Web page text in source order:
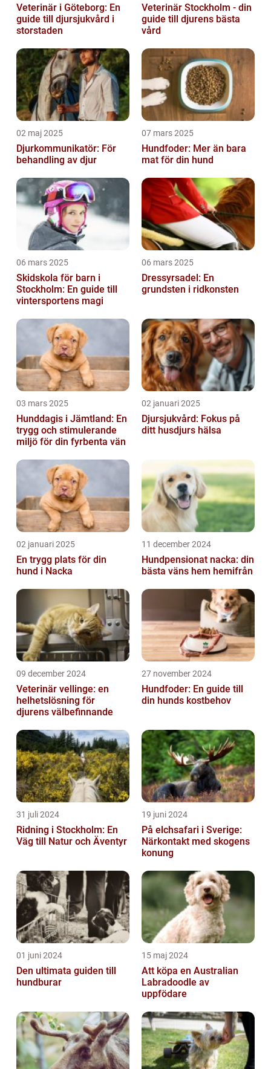
Veterinär i Göteborg: En
guide till djursjukvård i
storstaden
Veterinär Stockholm - din
guide till djurens bästa
vård
02 maj 2025
Djurkommunikatör: För
behandling av djur
07 mars 2025
Hundfoder: Mer än bara
mat för din hund
06 mars 2025
Skidskola för barn i
Stockholm: En guide till
vintersportens magi
06 mars 2025
Dressyrsadel: En
grundsten i ridkonsten
03 mars 2025
Hunddagis i Jämtland: En
trygg och stimulerande
miljö för din fyrbenta vän
02 januari 2025
Djursjukvård: Fokus på
ditt husdjurs hälsa
02 januari 2025
En trygg plats för din
hund i Nacka
11 december 2024
Hundpensionat nacka: din
bästa väns hem hemifrån
09 december 2024
Veterinär vellinge: en
helhetslösning för
djurens välbefinnande
27 november 2024
Hundfoder: En guide till
din hunds kostbehov
31 juli 2024
Ridning i Stockholm: En
Väg till Natur och Äventyr
19 juni 2024
På elchsafari i Sverige:
Närkontakt med skogens
konung
01 juni 2024
Den ultimata guiden till
hundburar
15 maj 2024
Att köpa en Australian
Labradoodle av
uppfödare